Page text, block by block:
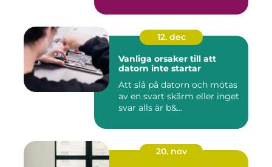
12. dec
Vanliga orsaker till att
datorn inte startar
Att slå på datorn och mötas
av en svart skärm eller inget
svar alls är b&...
20. nov